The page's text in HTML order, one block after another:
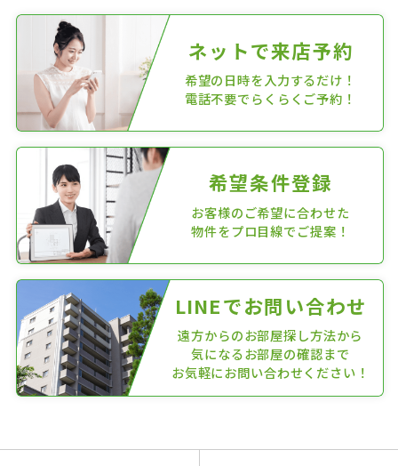
ネットで来店予約
希望の日時を入力するだけ！
電話不要でらくらくご予約！
希望条件登録
お客様のご希望に合わせた
物件をプロ目線でご提案！
LINEでお問い合わせ
遠方からのお部屋探し方法から
気になるお部屋の確認まで
お気軽にお問い合わせください！